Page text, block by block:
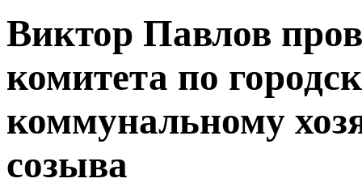
Виктор Павлов
комитета по
коммунальному
созыва